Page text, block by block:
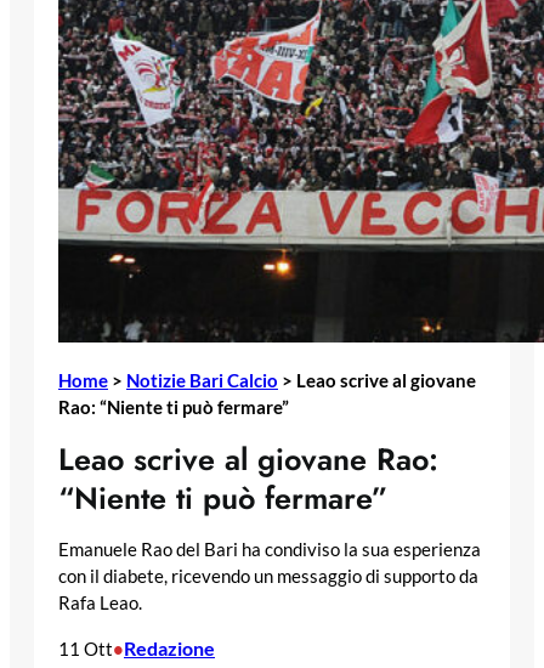
Home > Notizie Bari Calcio > Leao scrive al giovane
Rao: “Niente ti può fermare”
Leao scrive al giovane Rao:
“Niente ti può fermare”
Emanuele Rao del Bari ha condiviso la sua esperienza
con il diabete, ricevendo un messaggio di supporto da
Rafa Leao.
11 Ott•Redazione